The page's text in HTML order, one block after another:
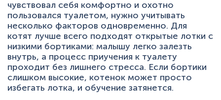
чувствовал себя комфортно и охотно
пользовался туалетом, нужно учитывать
несколько факторов одновременно. Для
котят лучше всего подходят открытые лотки с
низкими бортиками: малышу легко залезть
внутрь, а процесс приучения к туалету
проходит без лишнего стресса. Если бортики
слишком высокие, котенок может просто
избегать лотка, и обучение затянется.